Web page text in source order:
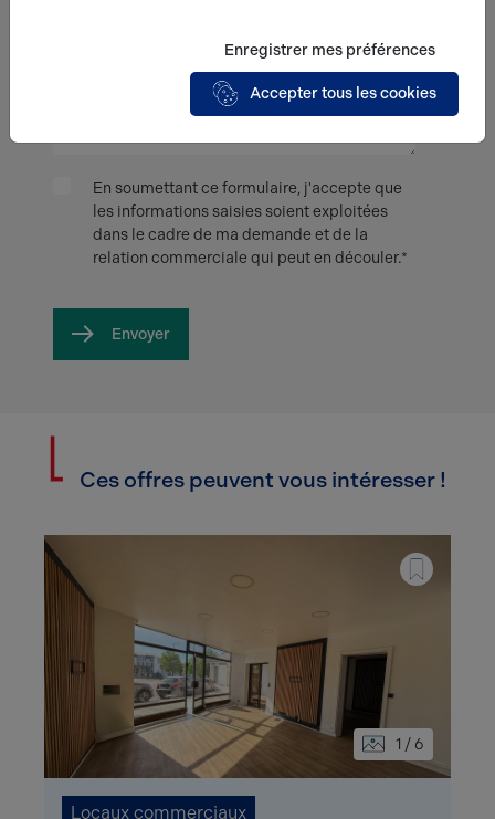
En soumettant ce formulaire, j'accepte que
les informations saisies soient exploitées
dans le cadre de ma demande et de la
relation commerciale qui peut en découler.*
Envoyer
Ces offres peuvent vous intéresser !
1 / 6
Locaux commerciaux
Enregistrer mes préférences
Accepter tous les cookies